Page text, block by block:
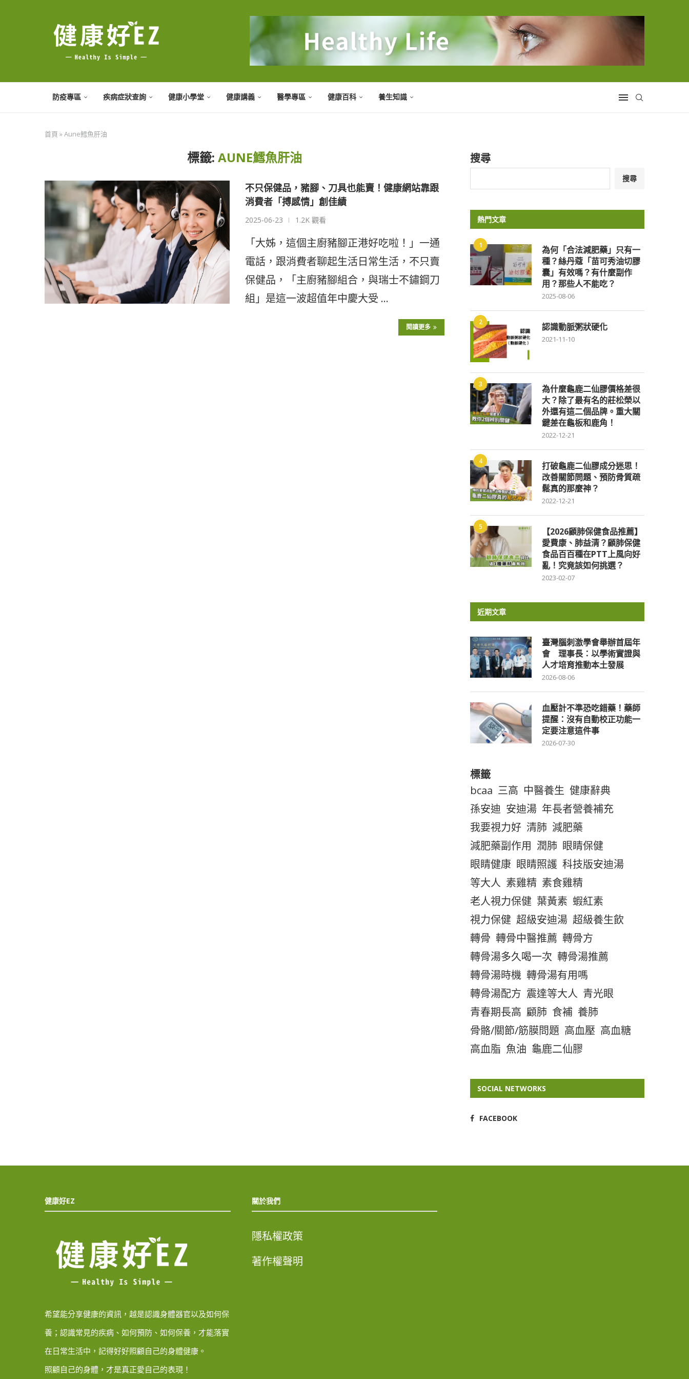
防疫專區 疾病症狀查詢 健康小學堂 健康講義 醫學專區 健康百科 養生知識
首頁 »Aune鱈魚肝油
標籤: AUNE鱈魚肝油
不只保健品，豬腳、刀具也能賣！健康網站靠跟
消費者「搏感情」創佳績
2025-06-23 1.2K 觀看
「大姊，這個主廚豬腳正港好吃啦！」一通
電話，跟消費者聊起生活日常生活，不只賣
保健品，「主廚豬腳組合，與瑞士不鏽鋼刀
組」是這一波超值年中慶大受 …
閱讀更多
搜尋
搜尋
熱門文章
1
為何「合法減肥藥」只有一
種？絲丹蔻「苗可秀油切膠
囊」有效嗎？有什麼副作
用？那些人不能吃？
2025-08-06
2 認識動脈粥狀硬化
2021-11-10
3
為什麼龜鹿二仙膠價格差很
大？除了最有名的莊松榮以
外還有這二個品牌。重大關
鍵差在龜板和鹿角！
2022-12-21
4
打破龜鹿二仙膠成分迷思！
改善關節問題、預防骨質疏
鬆真的那麼神？
2022-12-21
5
【2026顧肺保健食品推薦】
愛費康、肺益清？顧肺保健
食品百百種在PTT上風向好
亂！究竟該如何挑選？
2023-02-07
近期文章
臺灣腦刺激學會舉辦首屆年
會 理事長：以學術實證與
人才培育推動本土發展
2026-08-06
血壓計不準恐吃錯藥！藥師
提醒：沒有自動校正功能一
定要注意這件事
2026-07-30
標籤
bcaa 三高 中醫養生 健康辭典
孫安迪 安迪湯 年長者營養補充
我要視力好 清肺 減肥藥
減肥藥副作用 潤肺 眼睛保健
眼睛健康 眼睛照護 科技版安迪湯
等大人 素雞精 素食雞精
老人視力保健 葉黃素 蝦紅素
視力保健 超級安迪湯 超級養生飲
轉骨 轉骨中醫推薦 轉骨方
轉骨湯多久喝一次 轉骨湯推薦
轉骨湯時機 轉骨湯有用嗎
轉骨湯配方 震達等大人 青光眼
青春期長高 顧肺 食補 養肺
骨骼/關節/筋膜問題 高血壓 高血糖
高血脂 魚油 龜鹿二仙膠
SOCIAL NETWORKS
FACEBOOK
健康好EZ
希望能分享健康的資訊，越是認識身體器官以及如何保
養；認識常見的疾病、如何預防、如何保養，才能落實
在日常生活中，記得好好照顧自己的身體健康。
照顧自己的身體，才是真正愛自己的表現！
關於我們
隱私權政策
著作權聲明